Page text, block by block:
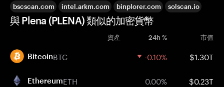
bscscan.com intel.arkm.com binplorer.com solscan.io
與 Plena (PLENA) 類似的加密貨幣
資產 24h % 市值
BitcoinBTC -0.10% $1.30T
EthereumETH 0.00% $0.23T